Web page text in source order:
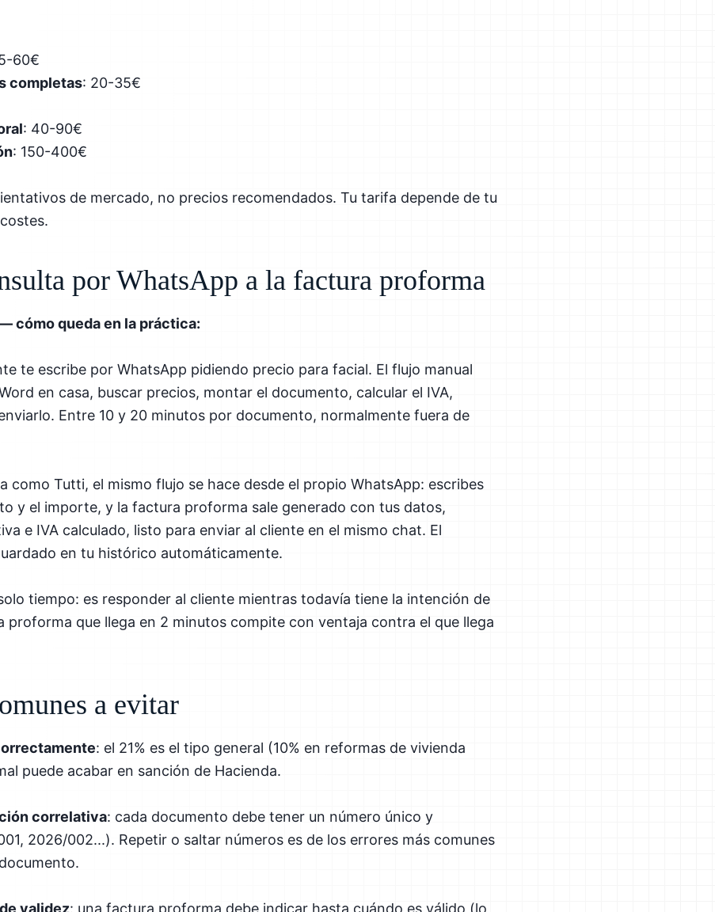
60€
completas: 20-35€
: 40-90€
: 150-400€
de mercado, no precios recomendados. Tu tarifa depende de tu
por WhatsApp a la factura proforma
cómo queda en la práctica:
te escribe por WhatsApp pidiendo precio para facial. El flujo manual
en casa, buscar precios, montar el documento, calcular el IVA,
Entre 10 y 20 minutos por documento, normalmente fuera de
como Tutti, el mismo flujo se hace desde el propio WhatsApp: escribes
y el importe, y la factura proforma sale generado con tus datos,
e IVA calculado, listo para enviar al cliente en el mismo chat. El
en tu histórico automáticamente.
tiempo: es responder al cliente mientras todavía tiene la intención de
proforma que llega en 2 minutos compite con ventaja contra el que llega
a evitar
: el 21% es el tipo general (10% en reformas de vivienda
puede acabar en sanción de Hacienda.
correlativa: cada documento debe tener un número único y
2026/002...). Repetir o saltar números es de los errores más comunes
validez: una factura proforma debe indicar hasta cuándo es válido (lo